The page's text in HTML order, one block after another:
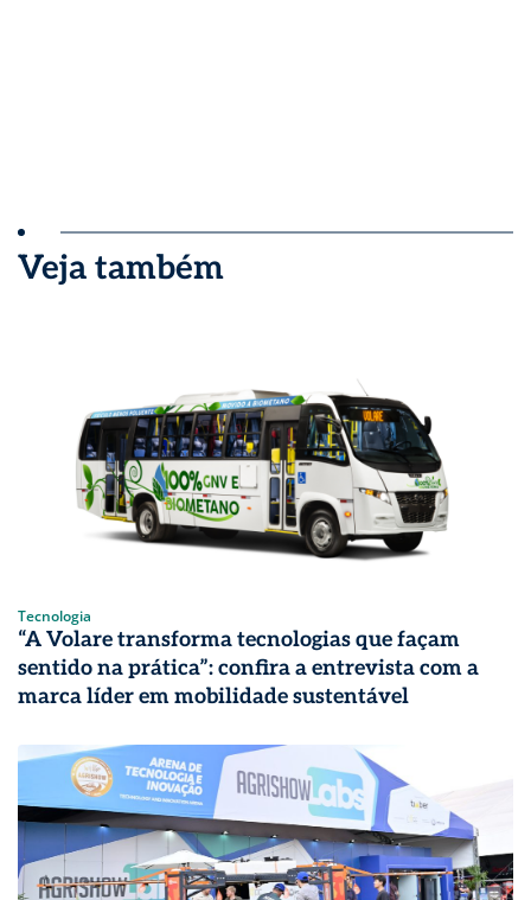
Veja também
Tecnologia
“A Volare transforma tecnologias que façam
sentido na prática”: confira a entrevista com a
marca líder em mobilidade sustentável